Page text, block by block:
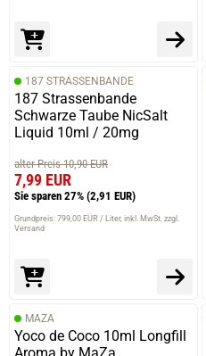
187 STRASSENBANDE
187 Strassenbande
Schwarze Taube NicSalt
Liquid 10ml / 20mg
alter Preis 10,90 EUR
7,99 EUR
Sie sparen 27% (2,91 EUR)
Grundpreis: 799,00 EUR / Liter inkl. MwSt. zzgl.
Versand
MAZA
Yoco de Coco 10ml Longfill